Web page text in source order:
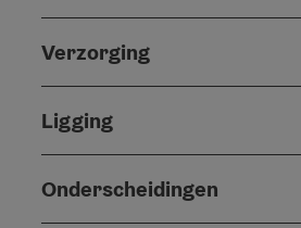
Verzorging
Ligging
Onderscheidingen